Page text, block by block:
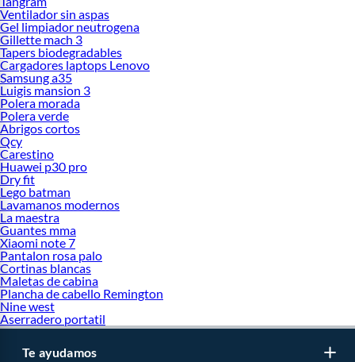
Ropa Hombre
Ropa de hombre
Casacas para hombre
Abrigos para hombre
Poleras para hombre
Polos hombre
Pijamas de hombre
Chompas y suéter de hombre
Casacas de cuero hombre
Ropa de baño
Parkas de hombre
Camisas y Polos
Camisas hombre
Camisa de lino
Polos con cuello
Polos manga cero
Ropa Formal
Ropa formal
Camisas de vestir
Sacos y Blazer para hombres
Ventilador sin aspas
Gel limpiador neutrogena
Gillette mach 3
Tapers biodegradables
Cargadores laptops Lenovo
Samsung a35
Luigis mansion 3
Polera morada
Polera verde
Abrigos cortos
Qcy
Carestino
Huawei p30 pro
Dry fit
Lego batman
Lavamanos modernos
La maestra
Guantes mma
Xiaomi note 7
Pantalon rosa palo
Cortinas blancas
Maletas de cabina
Plancha de cabello Remington
Nine west
Aserradero portatil
Te ayudamos